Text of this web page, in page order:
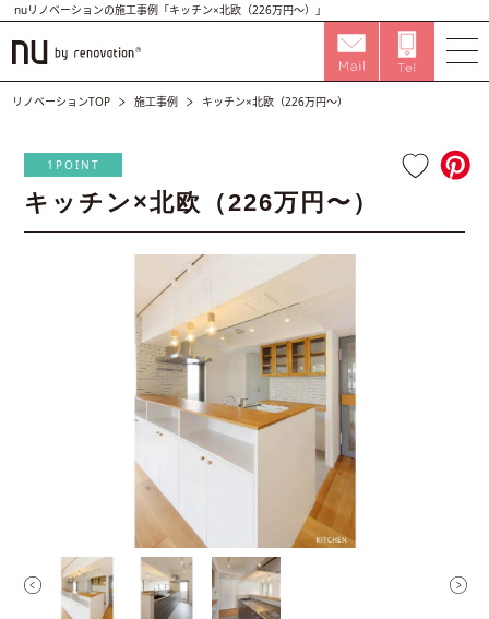
nuリノベーションの施工事例「キッチン×北欧（226万円〜）」
リノベーションTOP 施工事例 キッチン×北欧（226万円〜）
1POINT
キッチン×北欧（226万円〜）